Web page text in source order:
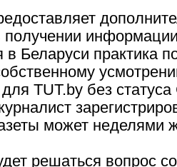
получении
Беларуси практика
TUT.by без
может неделями
решаться вопрос